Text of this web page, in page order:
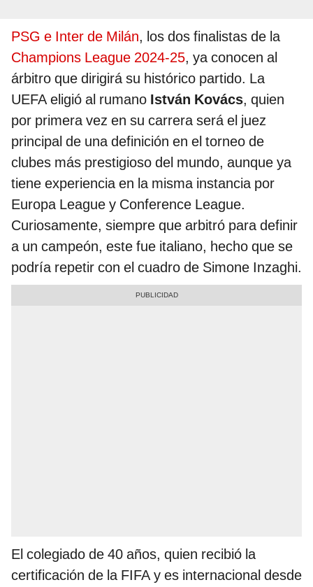
PSG e Inter de Milán, los dos finalistas de la
Champions League 2024-25, ya conocen al
árbitro que dirigirá su histórico partido. La
UEFA eligió al rumano István Kovács, quien
por primera vez en su carrera será el juez
principal de una definición en el torneo de
clubes más prestigioso del mundo, aunque ya
tiene experiencia en la misma instancia por
Europa League y Conference League.
Curiosamente, siempre que arbitró para definir
a un campeón, este fue italiano, hecho que se
podría repetir con el cuadro de Simone Inzaghi.
El colegiado de 40 años, quien recibió la
certificación de la FIFA y es internacional desde